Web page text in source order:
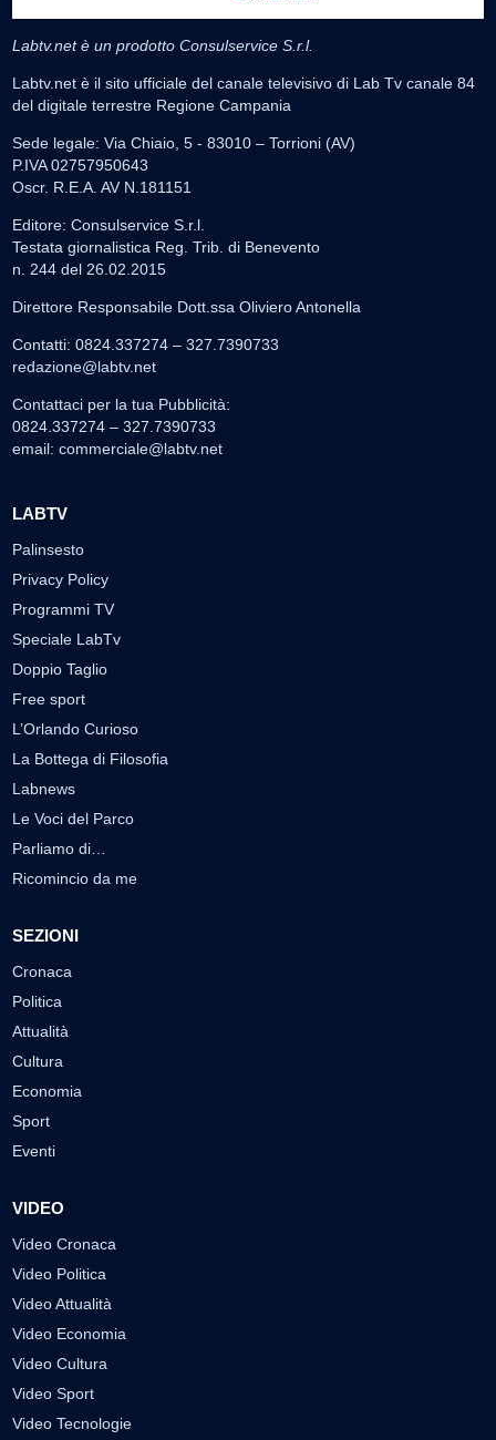
Labtv.net è un prodotto Consulservice S.r.l.
Labtv.net è il sito ufficiale del canale televisivo di Lab Tv canale 84
del digitale terrestre Regione Campania
Sede legale: Via Chiaio, 5 - 83010 – Torrioni (AV)
P.IVA 02757950643
Oscr. R.E.A. AV N.181151
Editore: Consulservice S.r.l.
Testata giornalistica Reg. Trib. di Benevento
n. 244 del 26.02.2015
Direttore Responsabile Dott.ssa Oliviero Antonella
Contatti: 0824.337274 – 327.7390733
redazione@labtv.net
Contattaci per la tua Pubblicità:
0824.337274 – 327.7390733
email: commerciale@labtv.net
LABTV
Palinsesto
Privacy Policy
Programmi TV
Speciale LabTv
Doppio Taglio
Free sport
L’Orlando Curioso
La Bottega di Filosofia
Labnews
Le Voci del Parco
Parliamo di…
Ricomincio da me
SEZIONI
Cronaca
Politica
Attualità
Cultura
Economia
Sport
Eventi
VIDEO
Video Cronaca
Video Politica
Video Attualità
Video Economia
Video Cultura
Video Sport
Video Tecnologie